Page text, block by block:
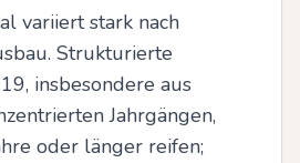
variiert stark nach
Strukturierte
insbesondere aus
Jahrgängen,
oder länger reifen;